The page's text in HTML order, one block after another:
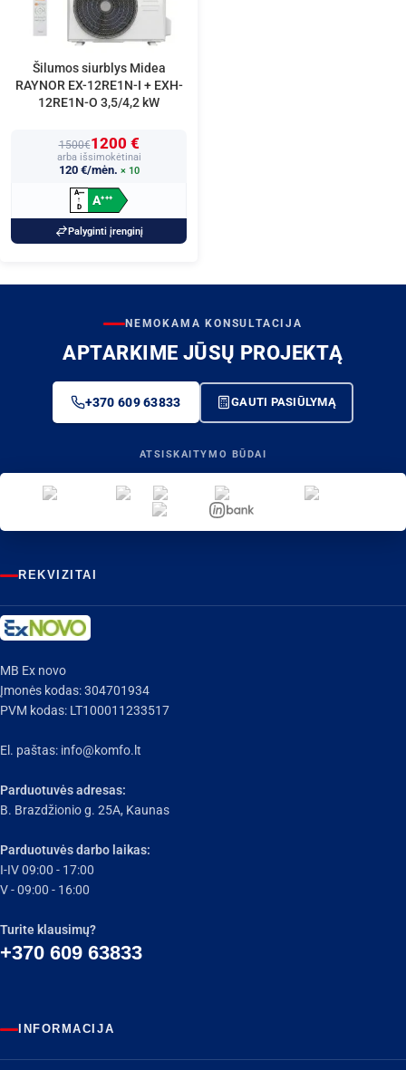
Šilumos siurblys Midea
RAYNOR EX-12RE1N-I + EXH-
12RE1N-O 3,5/4,2 kW
1500€1200 €
arba išsimokėtinai
120 €/mėn. × 10
A+++
↑
D
A+++
Palyginti įrenginį
NEMOKAMA KONSULTACIJA
APTARKIME JŪSŲ PROJEKTĄ
+370 609 63833 GAUTI PASIŪLYMĄ
ATSISKAITYMO BŪDAI
REKVIZITAI
MB Ex novo
Įmonės kodas: 304701934
PVM kodas: LT100011233517
El. paštas: info@komfo.lt
Parduotuvės adresas:
B. Brazdžionio g. 25A, Kaunas
Parduotuvės darbo laikas:
I-IV 09:00 - 17:00
V - 09:00 - 16:00
Turite klausimų?
+370 609 63833
INFORMACIJA